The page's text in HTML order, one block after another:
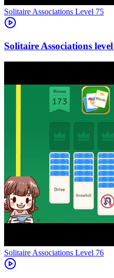
Level 75
Level 76